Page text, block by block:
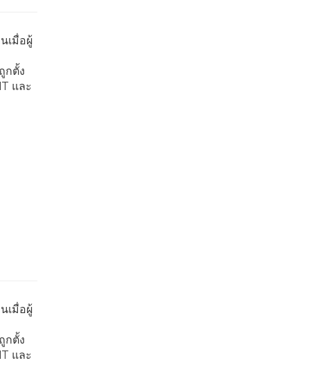
เมื่อผู้
กตั้ง
และ
เมื่อผู้
กตั้ง
และ